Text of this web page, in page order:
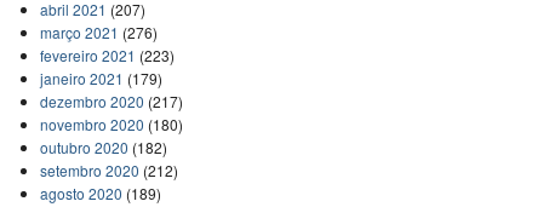
abril 2021 (207)
março 2021 (276)
fevereiro 2021 (223)
janeiro 2021 (179)
dezembro 2020 (217)
novembro 2020 (180)
outubro 2020 (182)
setembro 2020 (212)
agosto 2020 (189)